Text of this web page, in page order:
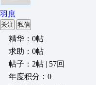
羽庶
关注 私信
精华：0帖
求助：0帖
帖子：2帖 | 57回
年度积分：0